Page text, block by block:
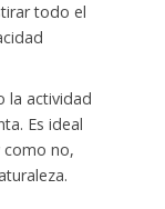
todo el
la actividad
Es ideal
como no,